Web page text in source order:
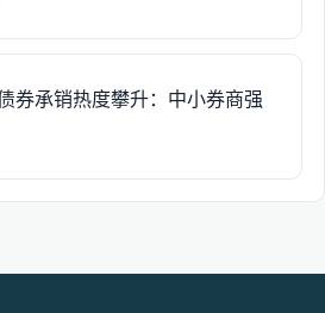
券承销热度攀升：中小券商强